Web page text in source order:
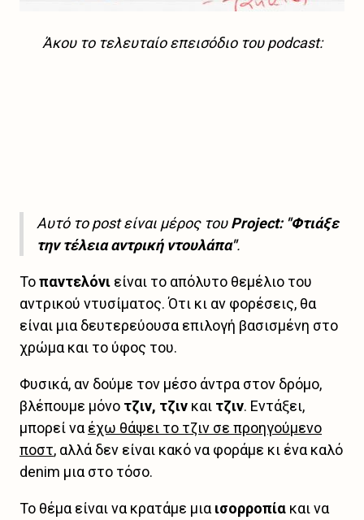
Άκου το τελευταίο επεισόδιο του podcast:
Αυτό το post είναι μέρος τουProject: "Φτιάξε
την τέλεια αντρική ντουλάπα".
Τοπαντελόνι είναι το απόλυτο θεμέλιο του
αντρικού ντυσίματος. Ότι κι αν φορέσεις, θα
είναι μια δευτερεύουσα επιλογή βασισμένη στο
χρώμα και το ύφος του.
Φυσικά, αν δούμε τον μέσο άντρα στον δρόμο,
βλέπουμε μόνο τζιν, τζιν και τζιν. Εντάξει,
μπορεί να έχω θάψει το τζιν σε προηγούμενο
ποστ, αλλά δεν είναι κακό να φοράμε κι ένα καλό
denim μια στο τόσο.
Το θέμα είναι να κρατάμε μια ισορροπία και να